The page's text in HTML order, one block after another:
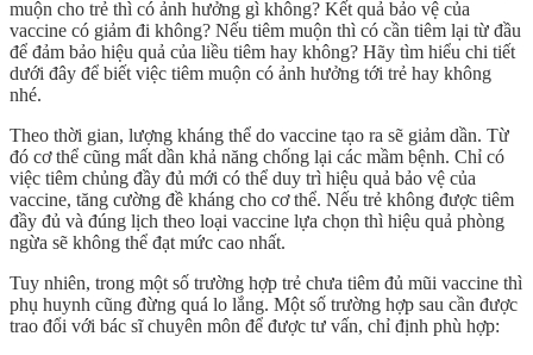
muộn cho trẻ thì có ảnh hưởng gì không? Kết quả bảo vệ của
vaccine có giảm đi không? Nếu tiêm muộn thì có cần tiêm lại từ đầu
để đảm bảo hiệu quả của liều tiêm hay không? Hãy tìm hiểu chi tiết
dưới đây để biết việc tiêm muộn có ảnh hưởng tới trẻ hay không
nhé.
Theo thời gian, lượng kháng thể do vaccine tạo ra sẽ giảm dần. Từ
đó cơ thể cũng mất dần khả năng chống lại các mầm bệnh. Chỉ có
việc tiêm chủng đầy đủ mới có thể duy trì hiệu quả bảo vệ của
vaccine, tăng cường đề kháng cho cơ thể. Nếu trẻ không được tiêm
đầy đủ và đúng lịch theo loại vaccine lựa chọn thì hiệu quả phòng
ngừa sẽ không thể đạt mức cao nhất.
Tuy nhiên, trong một số trường hợp trẻ chưa tiêm đủ mũi vaccine thì
phụ huynh cũng đừng quá lo lắng. Một số trường hợp sau cần được
trao đổi với bác sĩ chuyên môn để được tư vấn, chỉ định phù hợp: